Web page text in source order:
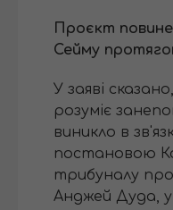
Проєкт
Сейму
У заяві
розуміє
виникло в
постановою
трибуналу
Анджей Дуда, у